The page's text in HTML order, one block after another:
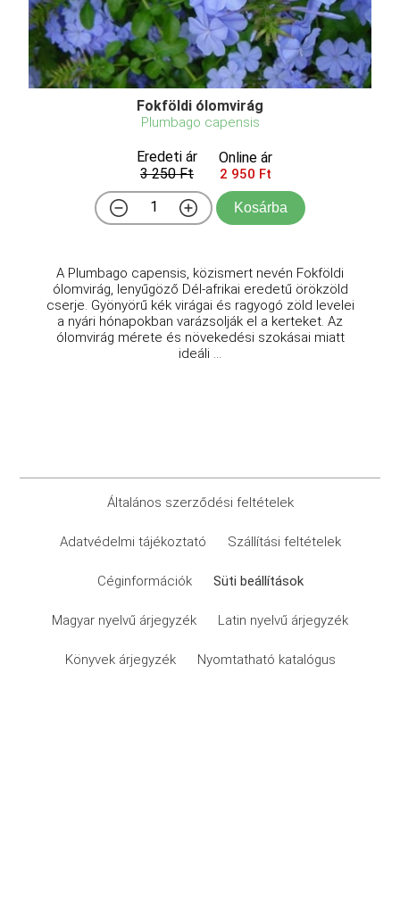
Fokföldi ólomvirág
Plumbago capensis
Eredeti ár
3 250 Ft
Online ár
2 950 Ft
Kosárba
A Plumbago capensis, közismert nevén Fokföldi
ólomvirág, lenyűgöző Dél-afrikai eredetű örökzöld
cserje. Gyönyörű kék virágai és ragyogó zöld levelei
a nyári hónapokban varázsolják el a kerteket. Az
ólomvirág mérete és növekedési szokásai miatt
ideáli ...
Általános szerződési feltételek
Adatvédelmi tájékoztató Szállítási feltételek
Céginformációk Süti beállítások
Magyar nyelvű árjegyzék Latin nyelvű árjegyzék
Könyvek árjegyzék Nyomtatható katalógus